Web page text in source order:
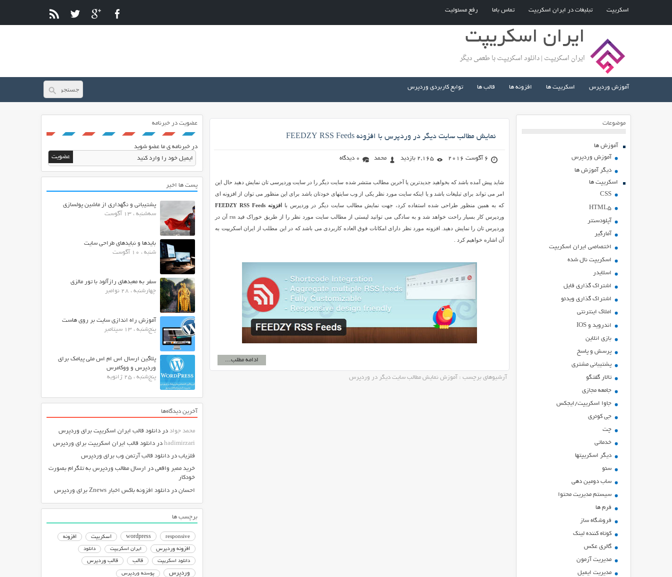
اسکریپت تبلیغات در ایران اسکریپت تماس باما رفع مسئولیت
ایران اسکریپت
ایران اسکریپت | دانلود اسکریپت با طعمی دیگر
آموزش وردپرس اسکریپت ها افزونه ها قالب ها توابع کاربردی وردپرس
موضوعات
آموزش ها
آموزش وردپرس
دیگر آموزش ها
اسکریپت ها
CSS
HTML5
آپلودسنتر
آمارگیر
اختصاصی ایران اسکریپت
اسکریپت نال شده
اسلایدر
اشتراك گذاري فايل
اشتراک گذاری ویدئو
املاک اینترنتی
اندروید و IOS
بازي انلاين
پرسش و پاسخ
پشتیبانی مشتری
تالار گفتگو
جامعه مجازی
جاوا اسکریپت/ایجکس
جی کوئری
چت
خدماتی
ديگر اسكريپتها
سئو
ساب دومین دهی
سیستم مدیریت محتوا
فرم ها
فروشگاه ساز
کوتاه کننده لینک
گالری عکس
مدیریت آزمون
مدیریت ایمیل
نمایش مطالب سایت دیگر در وردپرس با افزونه FEEDZY RSS Feeds
6 آگوست 2016 2,165 بازدید محمد 0 دیدگاه
شاید پیش آمده باشد که بخواهید جدیدترین یا آخرین مطالب منتشر شده سایت دیگر را در سایت وردپرسی تان نمایش دهید حال این
امر می تواند برای تبلیغات باشد و یا اینکه سایت مورد نظر یکی از وب سایتهای خودتان باشد برای این منظور می توان از افزونه ای
که به همین منظور طراحی شده استفاده کرد، جهت نمایش مطالب سایت دیگر در وردپرس با افزونه FEEDZY RSS Feeds
وردپرس کار بسیار راحت خواهد شد و به سادگی می توانید لیستی از مطالب سایت مورد نظر را از طریق خوراک فید rss آن در
وردپرس تان را نمایش دهید. افزونه مورد نظر دارای امکانات فوق العاده کاربردی می باشد که در این مطلب از ایران اسکریپت به
آن اشاره خواهیم کرد .
ادامه مطلب...
آرشیوهای برچسب : آموزش نمایش مطالب سایت دیگر در وردپرس
عضویت در خبرنامه
در خبرنامه ی ما عضو شوید
پست ها اخیر
پشتیبانی و نگهداری از ماشین پولسازی
سه‌شنبه ، 13 آگوست
بایدها و نبایدهای طراحی سایت
شنبه ، 10 آگوست
سفر به معبدهای رازآلود با تور مالزی
چهارشنبه ، 28 نوامبر
آموزش راه اندازی سایت بر روی هاست
پنج‌شنبه ، 13 سپتامبر
پلاگین ارسال اس ام اس ملی پیامک برای
وردپرس و ووکامرس
پنج‌شنبه ، 25 ژانویه
آخرین دیدگاه‌ها
محمد جواد در دانلود قالب ایران اسکریپت برای وردپرس
hadimirzari در دانلود قالب ایران اسکریپت برای وردپرس
فلزیاب در دانلود قالب آرتمن وب برای وردپرس
خرید ممبر واقعی در ارسال مطالب وردپرس به تلگرام بصورت
خودکار
احسان در دانلود افزونه باکس اخبار Znews برای وردپرس
برچسب ها
responsive
wordpress اسکریپت
افزونه
افزونه وردپرس
ایران اسکریپت دانلود
دانلود اسکریپت قالب قالب وردپرس
وردپرس پوسته وردپرس